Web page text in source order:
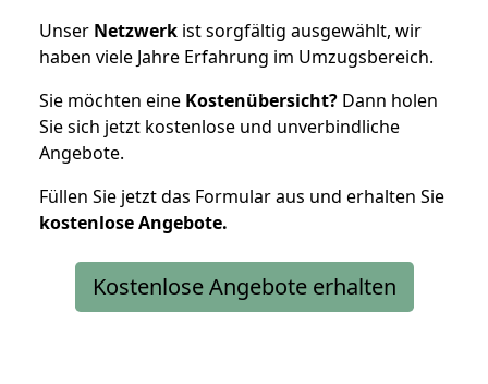
Unser Netzwerk ist sorgfältig ausgewählt, wir
haben viele Jahre Erfahrung im Umzugsbereich.
Sie möchten eine Kostenübersicht? Dann holen
Sie sich jetzt kostenlose und unverbindliche
Angebote.
Füllen Sie jetzt das Formular aus und erhalten Sie
kostenloseAngebote.
Kostenlose Angebote erhalten